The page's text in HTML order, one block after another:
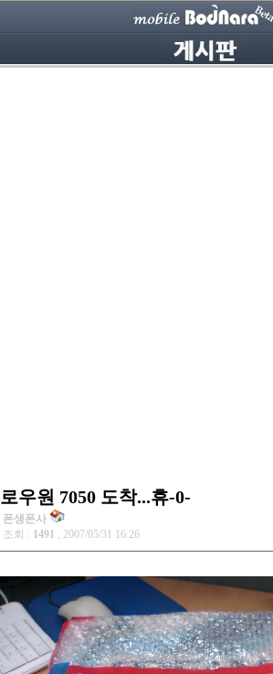
로우원 7050 도착...휴-0-
폰생폰사
조회 : 1491 , 2007/05/31 16:26